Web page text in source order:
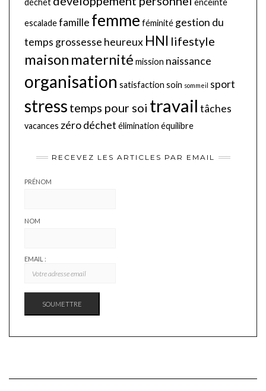
déchet enceinte
escaladefamille femme féminité gestion du
temps grossesse heureux HNI lifestyle
maison maternité mission naissance
organisation satisfaction soin sommeil sport
stress temps pour soi travail tâches
vacances zéro déchet élimination équilibre
RECEVEZ LES ARTICLES PAR EMAIL
PRÉNOM
NOM
EMAIL :